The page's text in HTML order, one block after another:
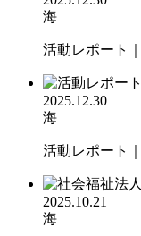
海
活動レポート
2025.12.30
海
活動レポート
2025.10.21
海